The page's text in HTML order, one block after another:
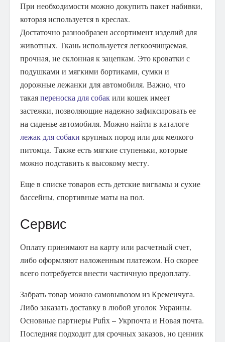
При необходимости можно докупить пакет набивки,
которая используется в креслах.
Достаточно разнообразен ассортимент изделий для
животных. Ткань используется легкоочищаемая,
прочная, не склонная к зацепкам. Это кроватки с
подушками и мягкими бортиками, сумки и
дорожные лежанки для автомобиля. Важно, что
такаяпереноска для собакили кошек имеет
застежки, позволяющие надежно зафиксировать ее
на сиденье автомобиля. Можно найти в каталоге
лежак для собаки крупных пород или для мелкого
питомца. Также есть мягкие ступеньки, которые
можно подставить к высокому месту.
Еще в списке товаров есть детские вигвамы и сухие
бассейны, спортивные маты на пол.
Сервис
Оплату принимают на карту или расчетный счет,
либо оформляют наложенным платежом. Но скорее
всего потребуется внести частичную предоплату.
Забрать товар можно самовывозом из Кременчуга.
Либо заказать доставку в любой уголок Украины.
Основные партнеры Pufix – Укрпочта и Новая почта.
Последняя подходит для срочных заказов, но ценник